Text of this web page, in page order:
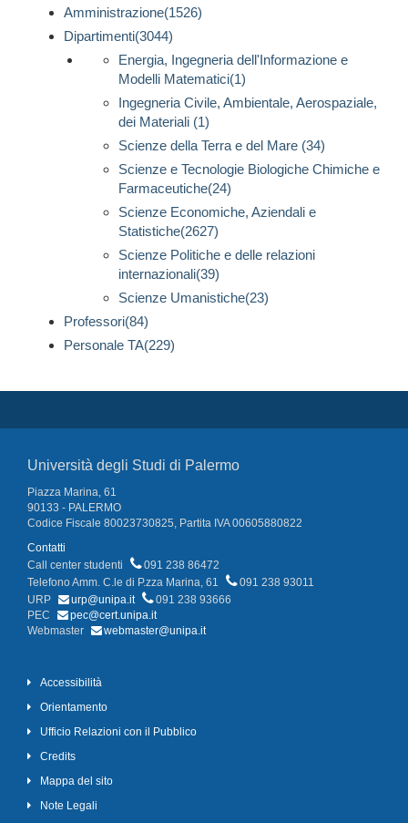
Amministrazione(1526)
Dipartimenti(3044)
Energia, Ingegneria dell'Informazione e
Modelli Matematici(1)
Ingegneria Civile, Ambientale, Aerospaziale,
dei Materiali (1)
Scienze della Terra e del Mare (34)
Scienze e Tecnologie Biologiche Chimiche e
Farmaceutiche(24)
Scienze Economiche, Aziendali e
Statistiche(2627)
Scienze Politiche e delle relazioni
internazionali(39)
Scienze Umanistiche(23)
Professori(84)
Personale TA(229)
Università degli Studi di Palermo
Piazza Marina, 61
90133 - PALERMO
Codice Fiscale 80023730825, Partita IVA 00605880822
Contatti
Call center studenti
091 238 86472
Telefono Amm. C.le di P.zza Marina, 61
091 238 93011
URP
urp@unipa.it
091 238 93666
PEC
pec@cert.unipa.it
Webmaster
webmaster@unipa.it
Accessibilità
Orientamento
Ufficio Relazioni con il Pubblico
Credits
Mappa del sito
Note Legali